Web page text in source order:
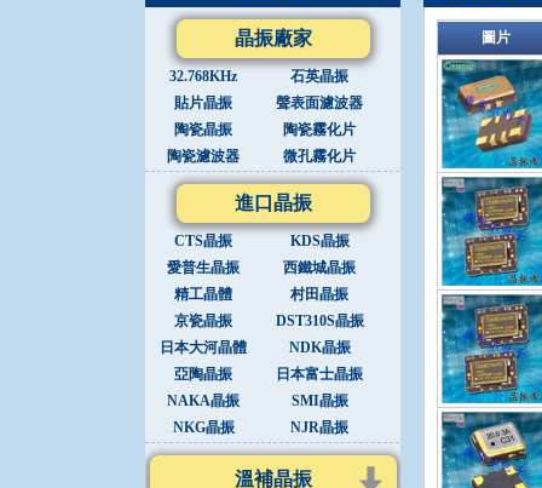
晶振廠家
32.768KHz
石英晶振
貼片晶振
聲表面濾波器
陶瓷晶振
陶瓷霧化片
陶瓷濾波器
微孔霧化片
進口晶振
CTS晶振
KDS晶振
愛普生晶振
西鐵城晶振
精工晶體
村田晶振
京瓷晶振
DST310S晶振
日本大河晶體
NDK晶振
亞陶晶振
日本富士晶振
NAKA晶振
SMI晶振
NKG晶振
NJR晶振
溫補晶振
圖片